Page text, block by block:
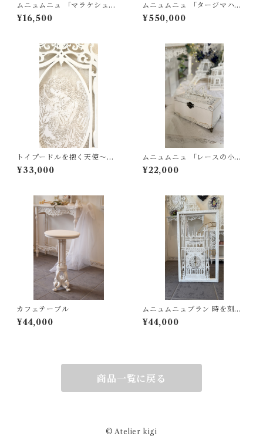
ムニュムニュ 「マラケシュの
白夜」はんなりピンクのモロ
ッカン掛時計
¥16,500
ムニュムニュ 「タージマハル
」切り絵 パネル 絵画 風景画
間接照明 ライト
¥550,000
トイプードルを抱く天使～白
い影のムニュムニュフレーム
¥33,000
ムニュムニュ 「レースの小箱
に託した秘密」 ティッシュケ
ース
¥22,000
カフェテーブル
¥44,000
ムニュムニュブラン 時を刻む
ノートルダム（エグゼクティ
ブタイプ）
¥44,000
商品一覧に戻る
© Atelier kigi